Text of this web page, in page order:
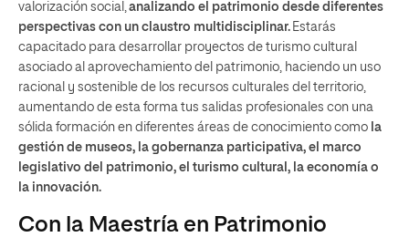
valorización social,analizando el patrimonio desde diferentes
perspectivas con un claustro multidisciplinar. Estarás
capacitado para desarrollar proyectos de turismo cultural
asociado al aprovechamiento del patrimonio, haciendo un uso
racional y sostenible de los recursos culturales del territorio,
aumentando de esta forma tus salidas profesionales con una
sólida formación en diferentes áreas de conocimiento como la
gestión de museos, la gobernanza participativa, el marco
legislativo del patrimonio, el turismo cultural, la economía o
la innovación.
Con la Maestría en Patrimonio